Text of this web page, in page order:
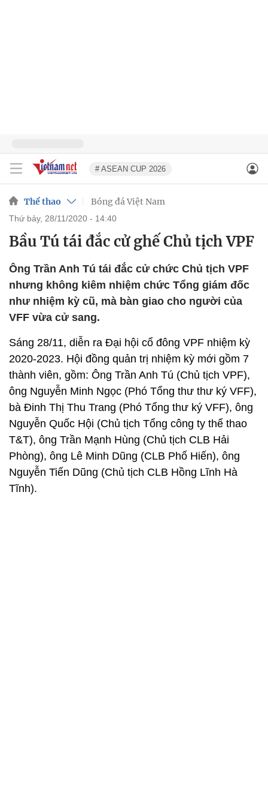
# ASEAN CUP 2026
Thể thao Bóng đá Việt Nam
thứ bảy, 28/11/2020 - 14:40
Bầu Tú tái đắc cử ghế Chủ tịch VPF
Ông Trần Anh Tú tái đắc cử chức Chủ tịch VPF
nhưng không kiêm nhiệm chức Tổng giám đốc
như nhiệm kỳ cũ, mà bàn giao cho người của
VFF vừa cử sang.
Sáng 28/11, diễn ra Đại hội cổ đông VPF nhiệm kỳ
2020-2023. Hội đồng quản trị nhiệm kỳ mới gồm 7
thành viên, gồm: Ông Trần Anh Tú (Chủ tịch VPF),
ông Nguyễn Minh Ngọc (Phó Tổng thư thư ký VFF),
bà Đinh Thị Thu Trang (Phó Tổng thư ký VFF), ông
Nguyễn Quốc Hội (Chủ tịch Tổng công ty thể thao
T&T), ông Trần Mạnh Hùng (Chủ tịch CLB Hải
Phòng), ông Lê Minh Dũng (CLB Phố Hiến), ông
Nguyễn Tiến Dũng (Chủ tịch CLB Hồng Lĩnh Hà
Tĩnh).